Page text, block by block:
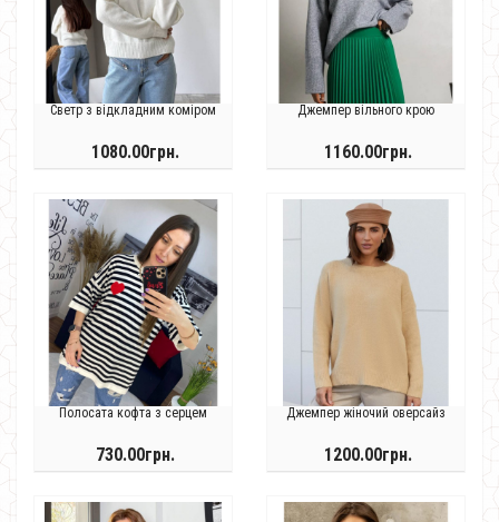
Светр з відкладним коміром
1080.00грн.
Джемпер вільного крою
1160.00грн.
Полосата кофта з серцем
730.00грн.
Джемпер жіночий оверсайз
1200.00грн.